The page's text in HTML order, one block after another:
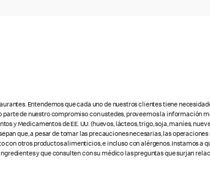
Entendemos que cada uno de nuestros clientes tiene
de nuestro compromiso con ustedes, proveemos la información
Medicamentos de EE. UU. (huevos, lácteos, trigo, soja, maníes,
que, a pesar de tomar las precauciones necesarias, las
otros productos alimenticios, e incluso con alérgenos. Instamos a
y que consulten con su médico las preguntas que surjan